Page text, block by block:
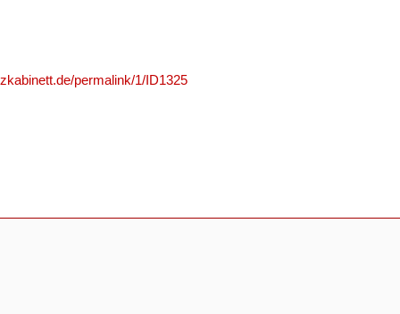
permalink/1/ID1325